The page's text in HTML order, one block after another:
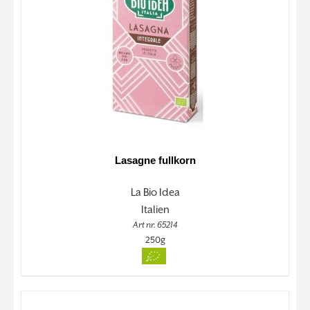
Lasagne fullkorn
La Bio Idea
Italien
Art nr. 65214
250g